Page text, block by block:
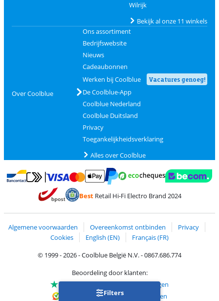
Filters
Wilrijk
Bekijk al onze 11 winkels
Over Coolblue
Ons assortiment
Bedrijfswebsite
Nieuws
Cadeaubonnen
Werken bij Coolblue
Vacatures genoeg!
De Coolblue-App
Coolblue Nederland
Coolblue Duitsland
Privacy
Toegankelijkheidsverklaring
Alles over Coolblue
Betalen met Bancontact
Betalen met MasterCard en Visa via ClickToPay
Betalen met PayPal
BestRetail Hi-Fi Electro Brand 2024
Algemene voorwaarden Overeenkomst ontbinden
Privacy
Cookies
English (EN)
Français (FR)
© 1999 - 2026 - Coolblue België N.V. - 0867.686.774
Beoordeling door klanten:
Trustpilot 4/5-75.155 beoordelingen
Kiyoh 9.1/10-68.721 beoordelingen